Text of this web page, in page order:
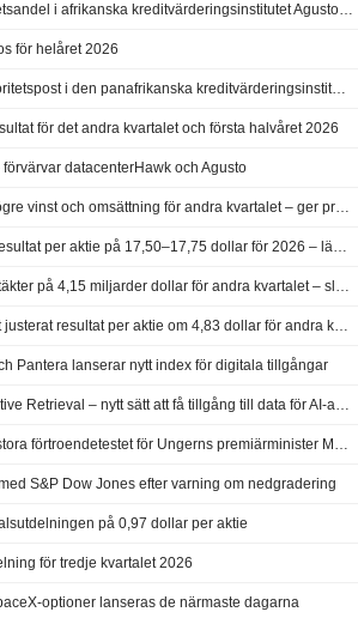
S&P Global köper majoritetsandel i afrikanska kreditvärderingsinstitutet Agusto & Co
för helåret 2026
S&P Global förvärvar majoritetspost i den panafrikanska kreditvärderingsinstitutet Agusto
för det andra kvartalet och första halvåret 2026
datacenterHawk och Agusto
S&P Global rapporterar högre vinst och omsättning för andra kvartalet – ger prognos för 2026
S&P Global spår justerat resultat per aktie på 17,50–17,75 dollar för 2026 – lägre än väntat
S&P Global rapporterar intäkter på 4,15 miljarder dollar för andra kvartalet – slår förväntningarna
S&P Global rapporterar ett justerat resultat per aktie om 4,83 dollar för andra kvartalet – slår förväntningarna
Pantera lanserar nytt index för digitala tillgångar
S&P Global lanserar Adaptive Retrieval – nytt sätt att få tillgång till data för AI-arbetsflöden
Budgetöversyn blir första stora förtroendetestet för Ungerns premiärminister Magyar
S&P Dow Jones efter varning om nedgradering
på 0,97 dollar per aktie
för tredje kvartalet 2026
optioner lanseras de närmaste dagarna